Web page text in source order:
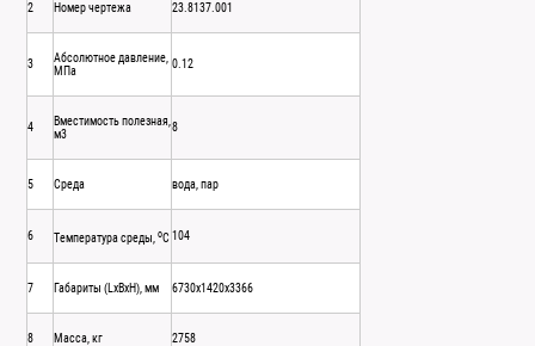
2 Номер чертежа 23.8137.001
3
Абсолютное давление,
МПа
0.12
4
Вместимость полезная,
м3
8
5 Среда вода, пар
6 Температура среды,oС 104
7 Габариты (LxBxH), мм 6730х1420х3366
8 Масса, кг 2758